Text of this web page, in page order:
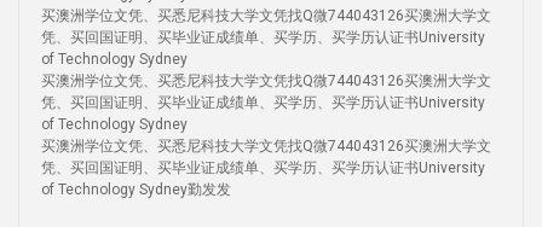
买澳洲学位文凭、买悉尼科技大学文凭找Q微744043126买澳洲大学文
凭、买回国证明、买毕业证成绩单、买学历、买学历认证书University
of Technology Sydney
买澳洲学位文凭、买悉尼科技大学文凭找Q微744043126买澳洲大学文
凭、买回国证明、买毕业证成绩单、买学历、买学历认证书University
of Technology Sydney
买澳洲学位文凭、买悉尼科技大学文凭找Q微744043126买澳洲大学文
凭、买回国证明、买毕业证成绩单、买学历、买学历认证书University
of Technology Sydney勤发发